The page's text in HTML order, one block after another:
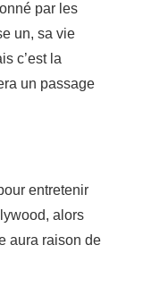
par les
un, sa vie
c’est la
un passage
entretenir
alors
aura raison de